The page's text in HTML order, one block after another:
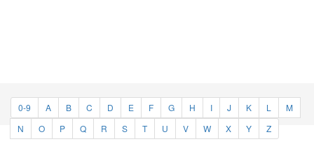
0-9 A B C D E F G H I J K L
M
N
O P Q R S T U V W X Y Z